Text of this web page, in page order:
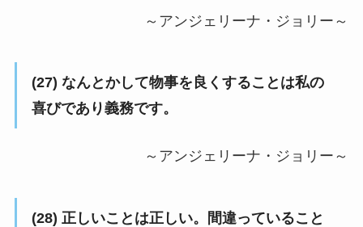
～アンジェリーナ・ジョリー～
(27) なんとかして物事を良くすることは私の
喜びであり義務です。
～アンジェリーナ・ジョリー～
(28) 正しいことは正しい。間違っていること